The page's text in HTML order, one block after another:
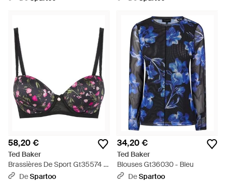
58,20 €
Ted Baker
Brassières De Sport Gt35574 -
RoseDeSpartoo
34,20 €
Ted Baker
Blouses Gt36030 - Bleu
DeSpartoo